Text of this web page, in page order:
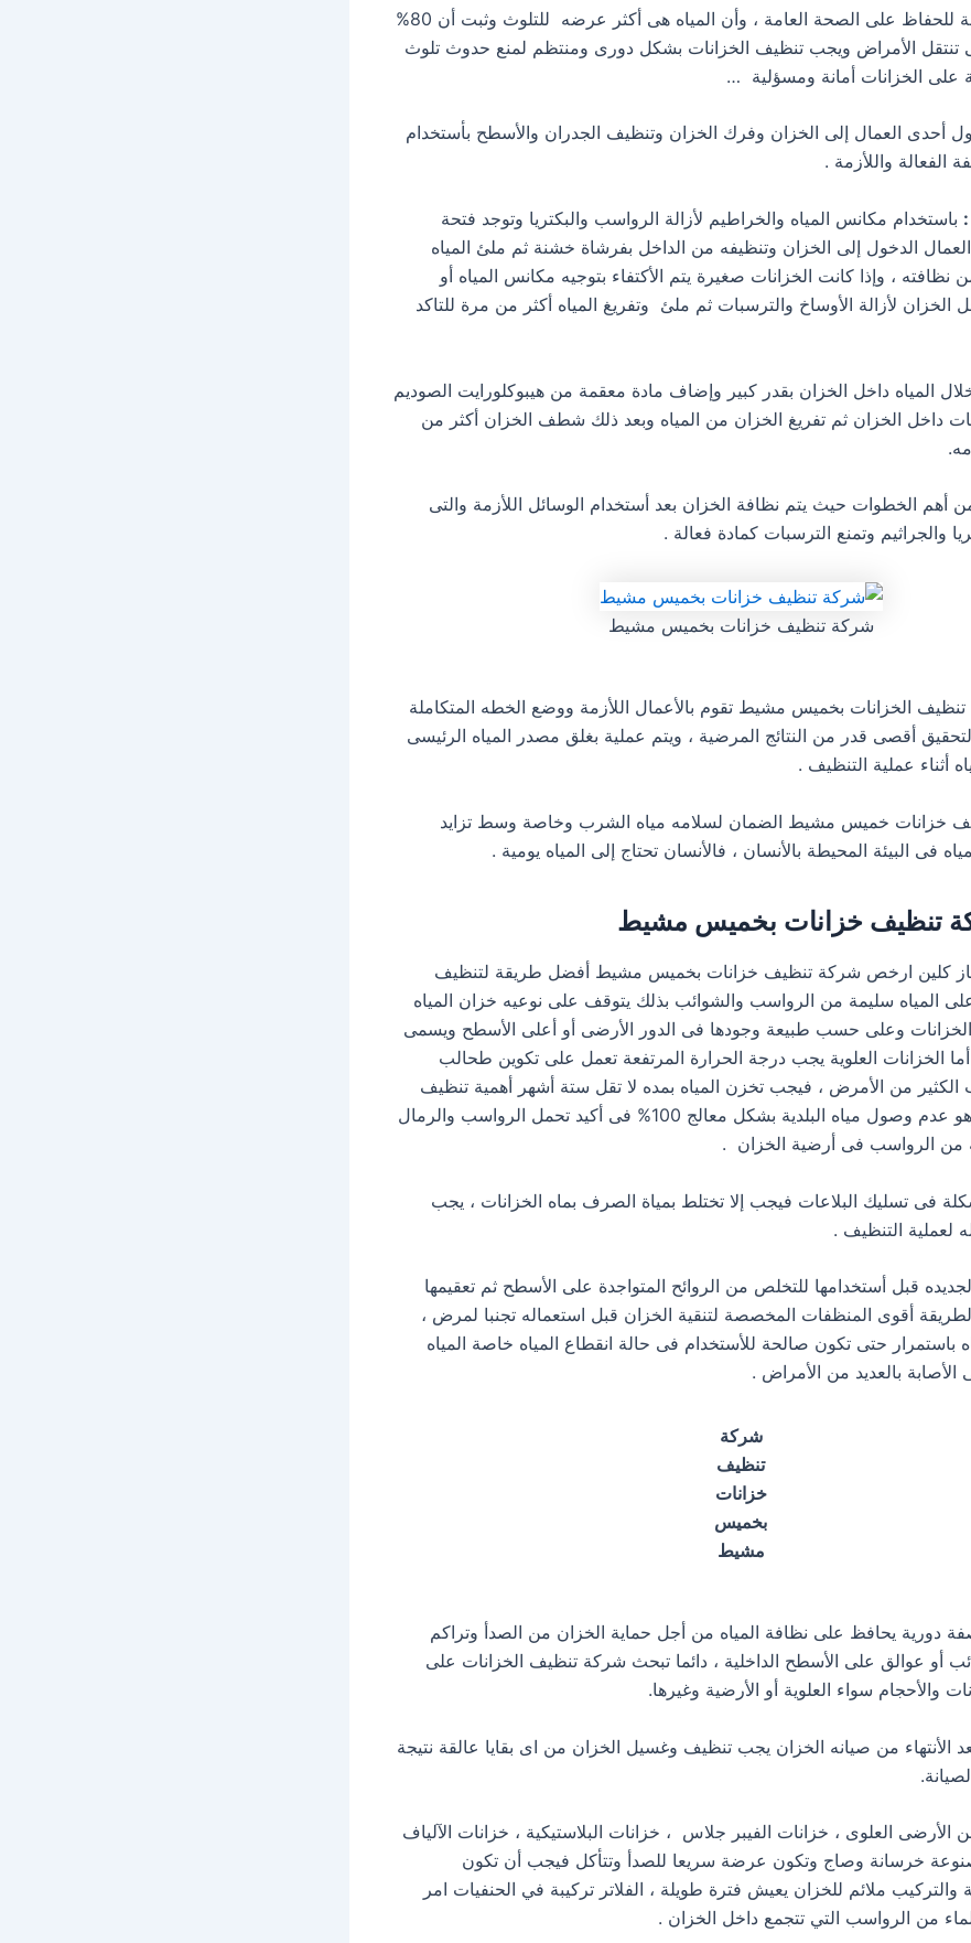
ومن الأمور الهامة للحفاظ على الصحة العامة ، وأن المياه هى أكثر عرضه للتلوث وثبت أن 80%
تنتقل الأمراض ويجب تنظيف الخزانات بشكل دورى ومنتظم لمنع حدوث تلوث
على الخزانات أمانة ومسؤلية …
أحدى العمال إلى الخزان وفرك الخزان وتنظيف الجدران والأسطح بأستخدام
الفعالة واللأزمة .
: باستخدام مكانس المياه والخراطيم لأزالة الرواسب والبكتريا وتوجد فتحة
الدخول إلى الخزان وتنظيفه من الداخل بفرشاة خشنة ثم ملئ المياه
نظافته ، وإذا كانت الخزانات صغيرة يتم الأكتفاء بتوجيه مكانس المياه أو
الخزان لأزالة الأوساخ والترسبات ثم ملئ وتفريغ المياه أكثر من مرة للتاكد
المياه داخل الخزان بقدر كبير وإضاف مادة معقمة من هيبوكلورايت الصوديم
داخل الخزان ثم تفريغ الخزان من المياه وبعد ذلك شطف الخزان أكثر من
من أهم الخطوات حيث يتم نظافة الخزان بعد أستخدام الوسائل اللأزمة والتى
والجراثيم وتمنع الترسبات كمادة فعالة .
شركة تنظيف خزانات بخميس مشيط
تنظيف الخزانات بخميس مشيط تقوم بالأعمال اللأزمة ووضع الخطه المتكاملة
أقصى قدر من النتائج المرضية ، ويتم عملية بغلق مصدر المياه الرئيسى
أثناء عملية التنظيف .
خزانات خميس مشيط الضمان لسلامه مياه الشرب وخاصة وسط تزايد
فى البيئة المحيطة بالأنسان ، فالأنسان تحتاج إلى المياه يومية .
تنظيف خزانات بخميس مشيط
كلين ارخص شركة تنظيف خزانات بخميس مشيط أفضل طريقة لتنظيف
المياه سليمة من الرواسب والشوائب بذلك يتوقف على نوعيه خزان المياه
وعلى حسب طبيعة وجودها فى الدور الأرضى أو أعلى الأسطح ويسمى
الخزانات العلوية يجب درجة الحرارة المرتفعة تعمل على تكوين طحالب
من الأمرض ، فيجب تخزن المياه بمده لا تقل ستة أشهر أهمية تنظيف
الخزان العلوى وهو عدم وصول مياه البلدية بشكل معالج 100% فى أكيد تحمل الرواسب والرمال
من الرواسب فى أرضية الخزان .
فى تسليك البلاعات فيجب إلا تختلط بمياة الصرف بماه الخزانات ، يجب
التنظيف .
قبل أستخدامها للتخلص من الروائح المتواجدة على الأسطح ثم تعقيمها
أقوى المنظفات المخصصة لتنقية الخزان قبل استعماله تجنبا لمرض ،
باستمرار حتى تكون صالحة للأستخدام فى حالة انقطاع المياه خاصة المياه
بالعديد من الأمراض .
شركة
تنظيف
خزانات
بخميس
مشيط
دورية يحافظ على نظافة المياه من أجل حماية الخزان من الصدأ وتراكم
أو عوالق على الأسطح الداخلية ، دائما تبحث شركة تنظيف الخزانات على
والأحجام سواء العلوية أو الأرضية وغيرها.
الأنتهاء من صيانه الخزان يجب تنظيف وغسيل الخزان من اى بقايا عالقة نتيجة
الأرضى العلوى ، خزانات الفيبر جلاس ، خزانات البلاستيكية ، خزانات الآلياف
خرسانة وصاج وتكون عرضة سريعا للصدأ وتتأكل فيجب أن تكون
والتركيب ملائم للخزان يعيش فترة طويلة ، الفلاتر تركيبة في الحنفيات امر
من الرواسب التي تتجمع داخل الخزان .